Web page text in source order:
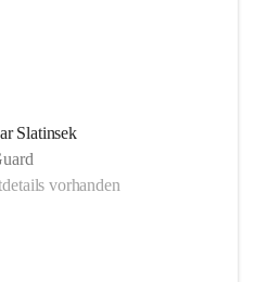
Slatinsek
vorhanden